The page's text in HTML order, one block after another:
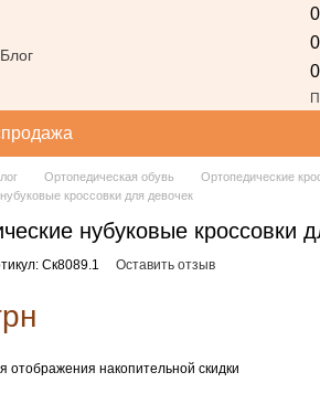
Блог
Ортопедическая обувь
Ортопедические
кроссовки для девочек
нубуковые кроссовки
Ск8089.1 Оставить отзыв
отображения накопительной скидки